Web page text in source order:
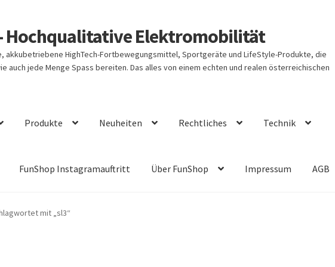
Hochqualitative Elektromobilität
akkubetriebene HighTech-Fortbewegungsmittel, Sportgeräte und LifeStyle-Produkte, die
auch jede Menge Spass bereiten. Das alles von einem echten und realen österreichischen
Produkte Neuheiten Rechtliches Technik
FunShop Instagramauftritt Über FunShop Impressum AGB
mit „sl3“